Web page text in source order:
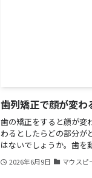
歯列矯正で顔が変
歯の矯正をすると顔が変
わるとしたらどの部分が
はないでしょうか。歯を
2026年6月9日 マウスピ